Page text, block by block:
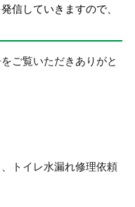
信していきますので、
ご覧いただきありがと
トイレ水漏れ修理依頼